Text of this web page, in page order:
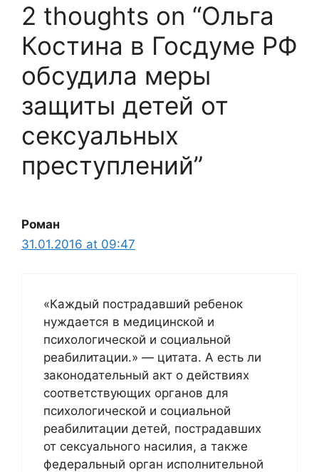
2 thoughts on “Ольга
Костина в Госдуме РФ
обсудила меры
защиты детей от
сексуальных
преступлений”
Роман
31.01.2016 at 09:47
«Каждый пострадавший ребенок
нуждается в медицинской и
психологической и социальной
реабилитации.» — цитата. А есть ли
законодательный акт о действиях
соответствующих органов для
психологической и социальной
реабилитации детей, пострадавших
от сексуального насилия, а также
федеральный орган исполнительной